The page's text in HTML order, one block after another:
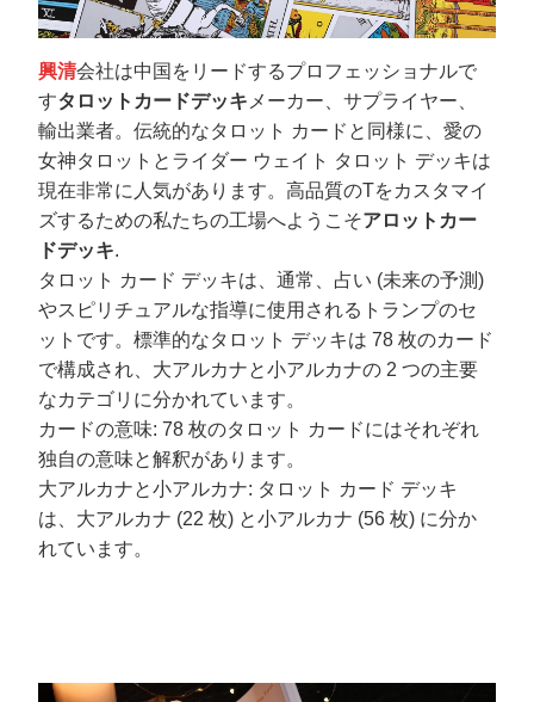
興清会社は中国をリードするプロフェッショナルで
すタロットカードデッキ メーカー、サプライヤー、
輸出業者。伝統的なタロット カードと同様に、愛の
女神タロットとライダー ウェイト タロット デッキは
現在非常に人気があります。高品質のTをカスタマイ
ズするための私たちの工場へようこそアロットカー
ドデッキ.
タロット カード デッキは、通常、占い (未来の予測)
やスピリチュアルな指導に使用されるトランプのセ
ットです。標準的なタロット デッキは 78 枚のカード
で構成され、大アルカナと小アルカナの 2 つの主要
なカテゴリに分かれています。
カードの意味: 78 枚のタロット カードにはそれぞれ
独自の意味と解釈があります。
大アルカナと小アルカナ: タロット カード デッキ
は、大アルカナ (22 枚) と小アルカナ (56 枚) に分か
れています。